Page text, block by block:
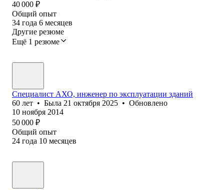
40 000 ₽
Общий опыт
34 года 6 месяцев
Другие резюме
Ещё 1 резюме
Специалист АХО, инженер по эксплуатации зданий
60 лет • Была 21 октября 2025 • Обновлено
10 ноября 2014
50 000 ₽
Общий опыт
24 года 10 месяцев